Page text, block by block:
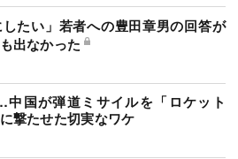
したい」若者への豊田章男の回答が
出なかった
国が弾道ミサイルを「ロケット
撃たせた切実なワケ